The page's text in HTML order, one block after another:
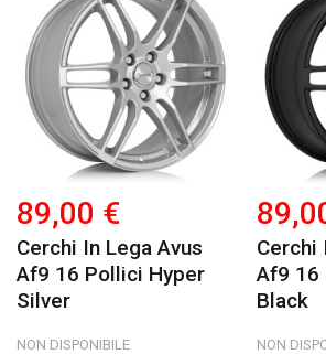
89,00 €
Cerchi In Lega Avus
Af9 16 Pollici Hyper
Silver
NON DISPONIBILE
Cerchi
Af9 16
Black
NON